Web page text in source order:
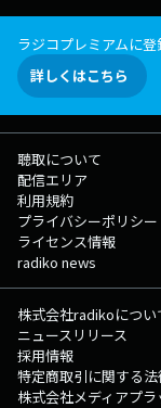
ラジコプレミアムに
詳しくはこちら
聴取について
配信エリア
利用規約
プライバシーポリシー
ライセンス情報
radiko news
株式会社radikoについ
ニュースリリース
採用情報
特定商取引に関する
株式会社メディアプ